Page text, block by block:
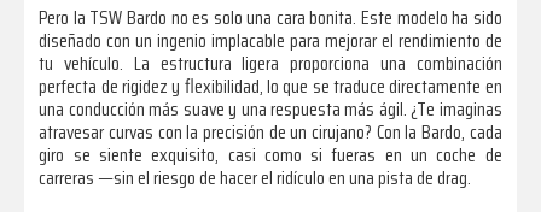
Pero la TSW Bardo no es solo una cara bonita. Este modelo ha sido
diseñado con un ingenio implacable para mejorar el rendimiento de
tu vehículo. La estructura ligera proporciona una combinación
perfecta de rigidez y flexibilidad, lo que se traduce directamente en
una conducción más suave y una respuesta más ágil. ¿Te imaginas
atravesar curvas con la precisión de un cirujano? Con la Bardo, cada
giro se siente exquisito, casi como si fueras en un coche de
carreras —sin el riesgo de hacer el ridículo en una pista de drag.